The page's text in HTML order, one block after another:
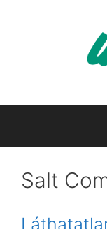
Salt